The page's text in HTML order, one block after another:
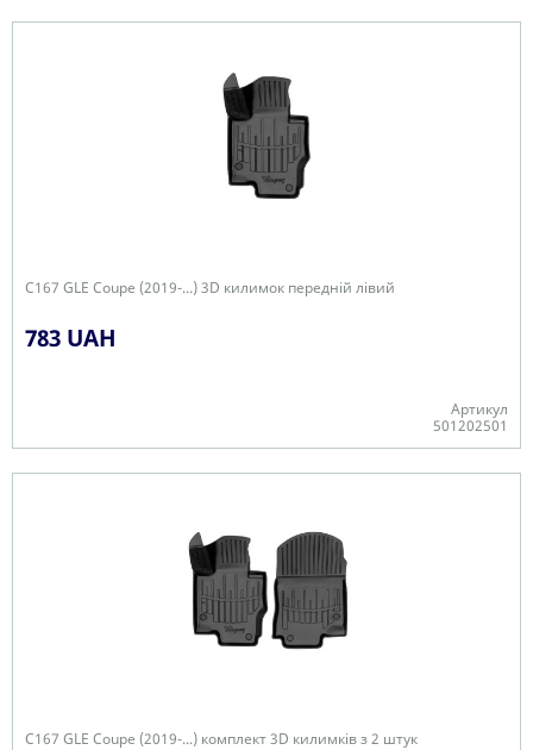
C167 GLE Coupe (2019-...) 3D килимок передній лівий
783 UAH
Артикул
501202501
C167 GLE Coupe (2019-...) комплект 3D килимків з 2 штук